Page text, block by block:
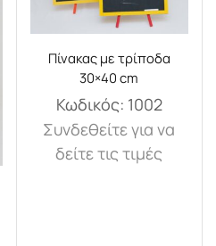
Πίνακας με τρίποδα
30×40 cm
Κωδικός: 1002
Συνδεθείτε για να
δείτε τις τιμές